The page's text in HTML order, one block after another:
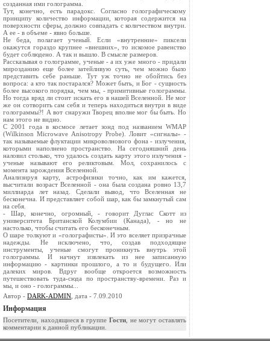
созданная ими голограмма.
Тут, конечно, есть парадокс. Согласно голографическому
принципу количество информации, которая содержится на
поверхности сферы, должно совпадать с количеством внутри.
А ее - в объеме - явно больше.
Не беда, полагает ученый. Если «внутренние» пиксели
окажутся гораздо крупнее «внешних», то искомое равенство
будет соблюдено. А так и вышло. В смысле размеров.
Рассказывая о голограмме, ученые - а их уже много - придали
мирозданию еще более затейливую суть, чем можно было
представить себе раньше. Тут уж точно не обойтись без
вопроса: а кто так постарался? Может быть, и Бог - сущность
более высокого порядка, чем мы, - примитивные голограммы.
Но тогда вряд ли стоит искать его в нашей Вселенной. Не мог
же он сотворить сам себя и теперь находиться внутри в виде
голограммы?! А вот снаружи Творец вполне мог бы быть. Но
нам этого не видно.
С 2001 года в космосе летает зонд под названием WMAP
(Wilkinson Microwave Anisotropy Probe). Ловит «сигналы» -
так называемые флуктации микроволнового фона - излучения,
которыми наполнено пространство. На сегодняшний день
наловил столько, что удалось создать карту этого излучения -
ученые называют его реликтовым. Мол, сохранилось с
момента зарождения Вселенной.
Анализируя карту, астрофизики точно, как им кажется,
высчитали возраст Вселенной - она была создана ровно 13,7
миллиарда лет назад. Сделали вывод, что Вселенная не
бесконечна. И представляет собой шар, как бы замкнутый сам
на себя.
- Шар, конечно, огромный, - говорит Дуглас Скотт из
университета Британской Колумбии (Канада), - но не
настолько, чтобы считать его бесконечным.
О шаре толкуют и «голографисты». И это вселяет призрачные
надежды. Не исключено, что, создав подходящие
инструменты, ученые смогут проникнуть внутрь этой
голограммы. И начнут извлекать из нее записанную
информацию - картинки прошлого, а то и будущего. Или
далеких миров. Вдруг вообще откроется возможность
путешествовать туда-сюда по пространству-времени. Раз и
мы, и оно - голограммы...
Автор - DARK-ADMIN , дата - 7.09.2010
Информация
Посетители, находящиеся в группе Гости, не могут оставлять
комментарии к данной публикации.